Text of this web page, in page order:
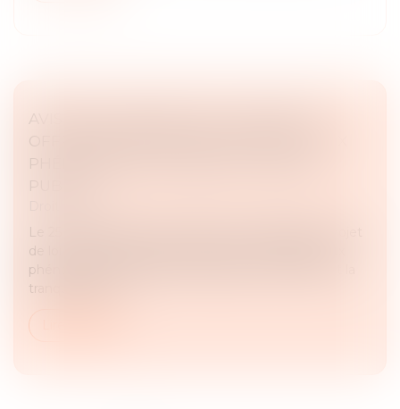
AVIS SUR LE PROJET DE LOI "VISANT À
OFFRIR DES RÉPONSES IMMÉDIATES AUX
PHÉNOMÈNES TROUBLANT L’ORDRE
PUBLIC"
Le 25 mars 2026, le Gouvernement a déposé le projet
de loi « visant à offrir des réponses immédiates aux
phénomènes troublant l’ordre public, la sécurité et la
tranquillité de n...